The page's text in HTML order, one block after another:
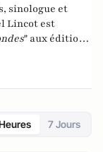
(VA éditions,
2020) et
sinologue et
Lincot est
" aux éditions
7 Jours